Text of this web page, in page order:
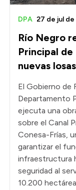
Río Negro
Principal de
nuevas losas
DPA 27 de jul
El Gobierno de
Departamento
ejecuta una
sobre el Canal
Conesa-Frías,
garantizar el
infraestructura
seguridad al
10.200